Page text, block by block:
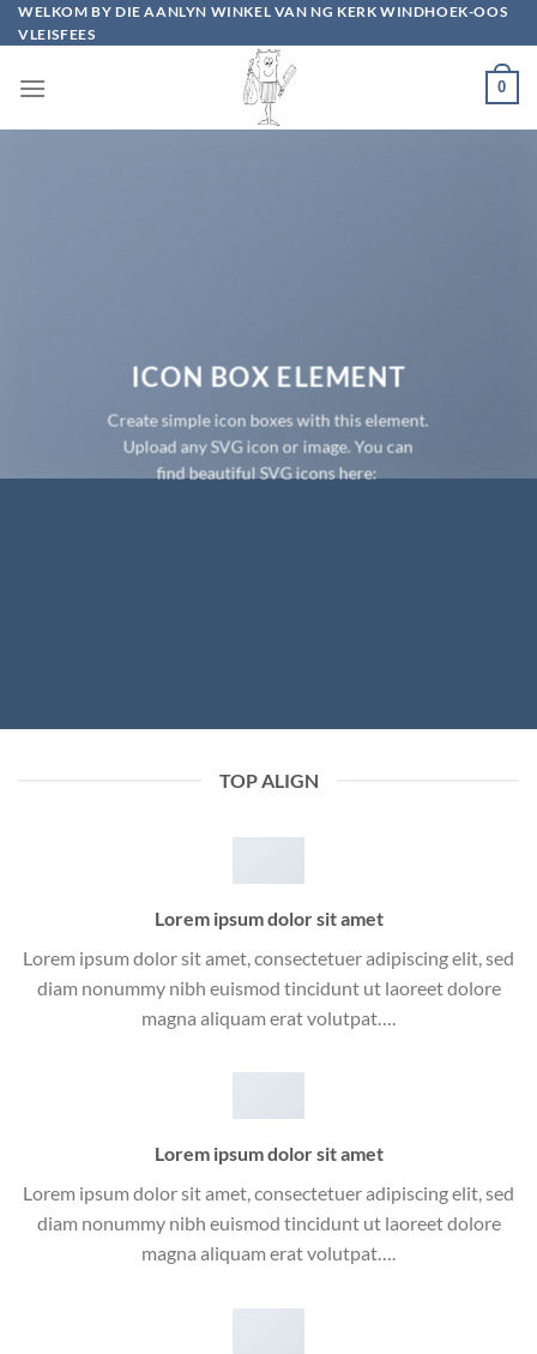
Skip
to
WELKOM BY DIE AANLYN WINKEL VAN NG KERK WINDHOEK-OOS
VLEISFEES
0
ICON BOX ELEMENT
Create simple icon boxes with this element.
Upload any SVG icon or image. You can
find beautiful SVG icons here:
TOP ALIGN
Lorem ipsum dolor sit amet
Lorem ipsum dolor sit amet, consectetuer adipiscing elit, sed
diam nonummy nibh euismod tincidunt ut laoreet dolore
magna aliquam erat volutpat….
Lorem ipsum dolor sit amet
Lorem ipsum dolor sit amet, consectetuer adipiscing elit, sed
diam nonummy nibh euismod tincidunt ut laoreet dolore
magna aliquam erat volutpat….